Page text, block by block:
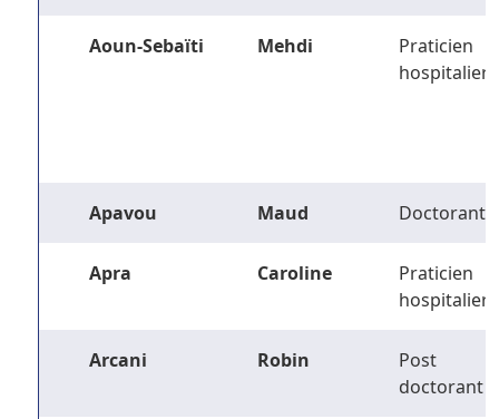
Aoun-Sebaïti Mehdi
Praticien
hospitalier
Apavou Maud Doctorant
Apra Caroline
Praticien
hospitalier
Arcani Robin
Post
doctorant